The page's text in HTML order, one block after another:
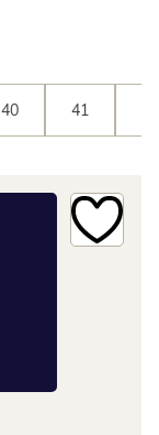
40 41